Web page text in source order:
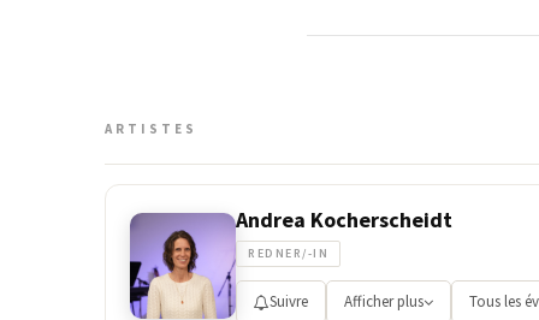
ARTISTES
Andrea Kocherscheidt
REDNER/-IN
Suivre Afficher plus Tous les